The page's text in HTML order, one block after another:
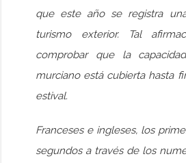
que este año se registra
turismo exterior. Tal
comprobar que la
murciano está cubierta hasta
estival.
Franceses e ingleses, los
segundos a través de los